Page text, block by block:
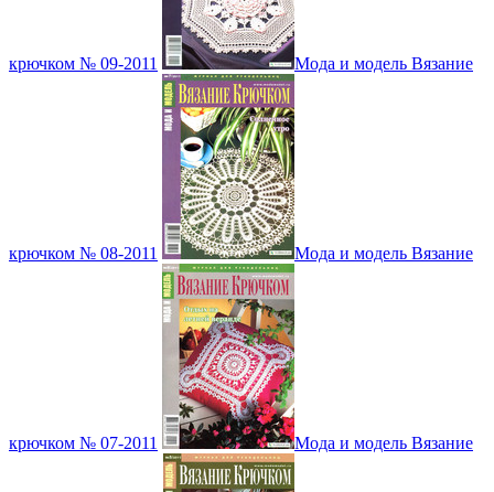
крючком № 09-2011 Мода и модель Вязание
крючком № 08-2011 Мода и модель Вязание
крючком № 07-2011 Мода и модель Вязание